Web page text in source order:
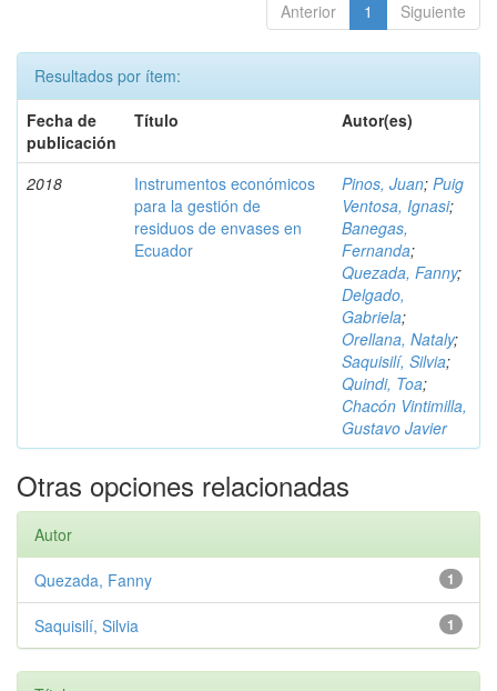
Anterior 1 Siguiente
Resultados por ítem:
Fecha de
publicación
Título Autor(es)
2018
Instrumentos económicos
para la gestión de
residuos de envases en
Ecuador
Pinos, Juan; Puig
Ventosa, Ignasi;
Banegas,
Fernanda;
Quezada, Fanny;
Delgado,
Gabriela;
Orellana, Nataly;
Saquisilí, Silvia;
Quindi, Toa;
Chacón Vintimilla,
Gustavo Javier
Otras opciones relacionadas
Autor
1
Quezada, Fanny
1
Saquisilí, Silvia